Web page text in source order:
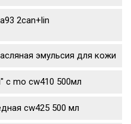
2can+lin
эмульсия для кожи
с mo cw410 500мл
cw425 500 мл